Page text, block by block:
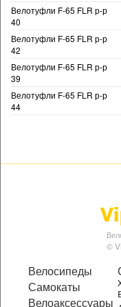
Велотуфли F-65 FLR р-р
40
Велотуфли F-65 FLR р-р
42
Велотуфли F-65 FLR р-р
39
Велотуфли F-65 FLR р-р
44
©
Велосипеды
Самокаты
Велоаксессуары